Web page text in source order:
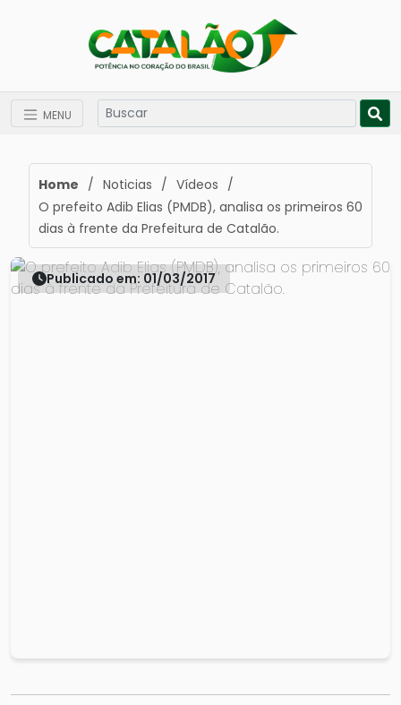
MENU
Home / Noticias / Vídeos /
O prefeito Adib Elias (PMDB), analisa os primeiros 60
dias à frente da Prefeitura de Catalão.
Publicado em: 01/03/2017